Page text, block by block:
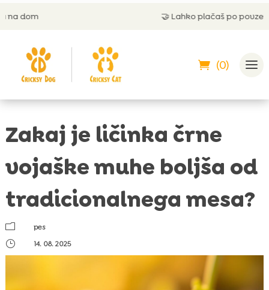
Lahko plačaš po povzetju
(0)
Zakaj je ličinka črne
vojaške muhe boljša od
tradicionalnega mesa?
m
pes
}
14. 08. 2025